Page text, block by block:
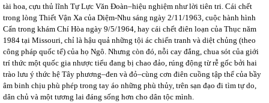
tài hoa, cựu thủ lĩnh Tự Lực Văn Đoàn–hiệu nghiệm như lời tiên tri. Cái chết
trong lòng Thiết Vận Xa của Diệm-Nhu sáng ngày 2/11/1963, cuộc hành hình
Cẩn trong khám Chí Hòa ngày 9/5/1964, hay cái chết điên loạn của Thục năm
1984 tại Missouri, chỉ là hậu quả những tội ác chiến tranh và diệt chủng (theo
công pháp quốc tế) của họ Ngô. Nhưng còn đó, nỗi cay đắng, chua sót của giới
trí thức một quốc gia nhược tiểu đang bị chao đảo, rúng động từ rễ gốc bởi hai
trào lưu ý thức hệ Tây phương–đen và đỏ–cùng cơn điên cuồng tập thể của bầy
âm binh chịu phù phép trong tay áo những phù thủy, trên sạn đạo đi tìm tự do,
dân chủ và một tương lai đáng sống hơn cho dân tộc mình.